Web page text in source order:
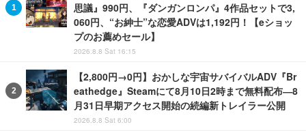
思議』990円、『ダンガンロンパ』4作品セットで3,
060円、“お紳士”な恋愛ADVは1,192円！【eショッ
プのお薦めセール】
2026.8.8 Sat 16:15
【2,800円→0円】おかしな宇宙サバイバルADV『Br
eathedge』Steamにて8月10日2時まで無料配布―8
月31日早期アクセス開始の続編新トレイラー公開
2026.8.8 Sat 6:00